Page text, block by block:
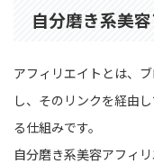
自分磨き系美
アフィリエイトとは、
し、そのリンクを経由
る仕組みです。
自分磨き系美容アフィ